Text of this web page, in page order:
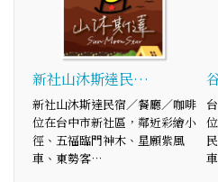
新社山沐斯達民…
新社山沐斯達民宿／餐廳／咖啡
位在台中市新社區，鄰近彩繪小
徑、五福臨門神木、星願紫風
車、東勢客…